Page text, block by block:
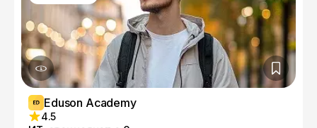
Eduson Academy
4.5